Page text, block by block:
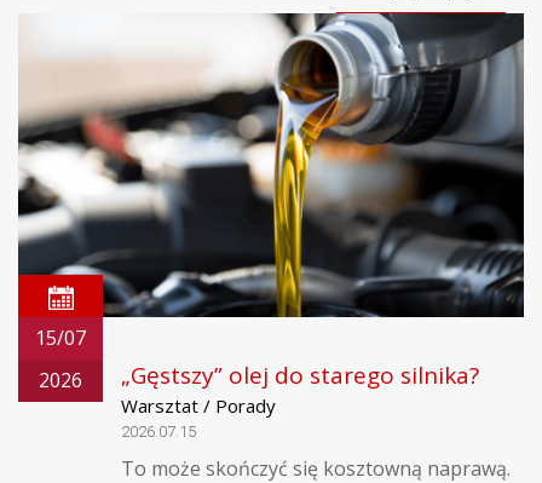
15/07
2026
„Gęstszy” olej do starego silnika?
Warsztat / Porady
2026.07.15
To może skończyć się kosztowną naprawą.